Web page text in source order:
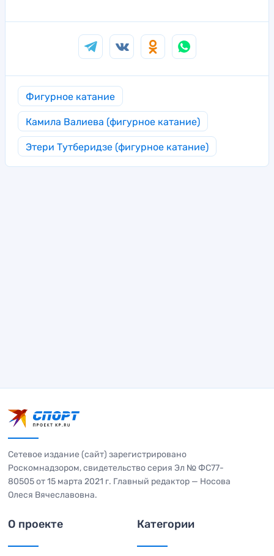
Фигурное катание
Камила Валиева (фигурное катание)
Этери Тутберидзе (фигурное катание)
Сетевое издание (сайт) зарегистрировано
Роскомнадзором, свидетельство серия Эл № ФС77-
80505 от 15 марта 2021 г. Главный редактор — Носова
Олеся Вячеславовна.
О проекте Категории